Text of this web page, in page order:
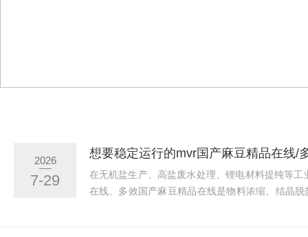
2026
7-29
在无机盐生产、高盐废水处理、锂电材料提纯等
在线、多效国产麻豆精品在线是物料浓缩、结晶